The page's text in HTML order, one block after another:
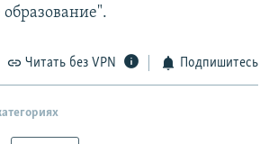
РС
Читать без VPN Подпишитесь